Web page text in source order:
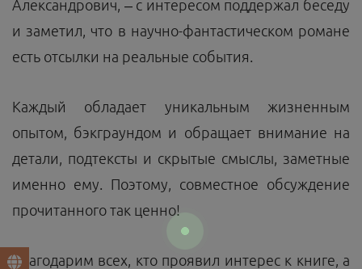
Александрович, – с интересом поддержал беседу
и заметил, что в научно-фантастическом романе
есть отсылки на реальные события.
Каждый обладает уникальным жизненным
опытом, бэкграундом и обращает внимание на
детали, подтексты и скрытые смыслы, заметные
именно ему. Поэтому, совместное обсуждение
прочитанного так ценно!
Благодарим всех, кто проявил интерес к книге, а